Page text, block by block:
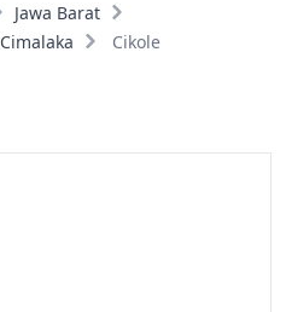
Jawa Barat
Cimalaka Cikole